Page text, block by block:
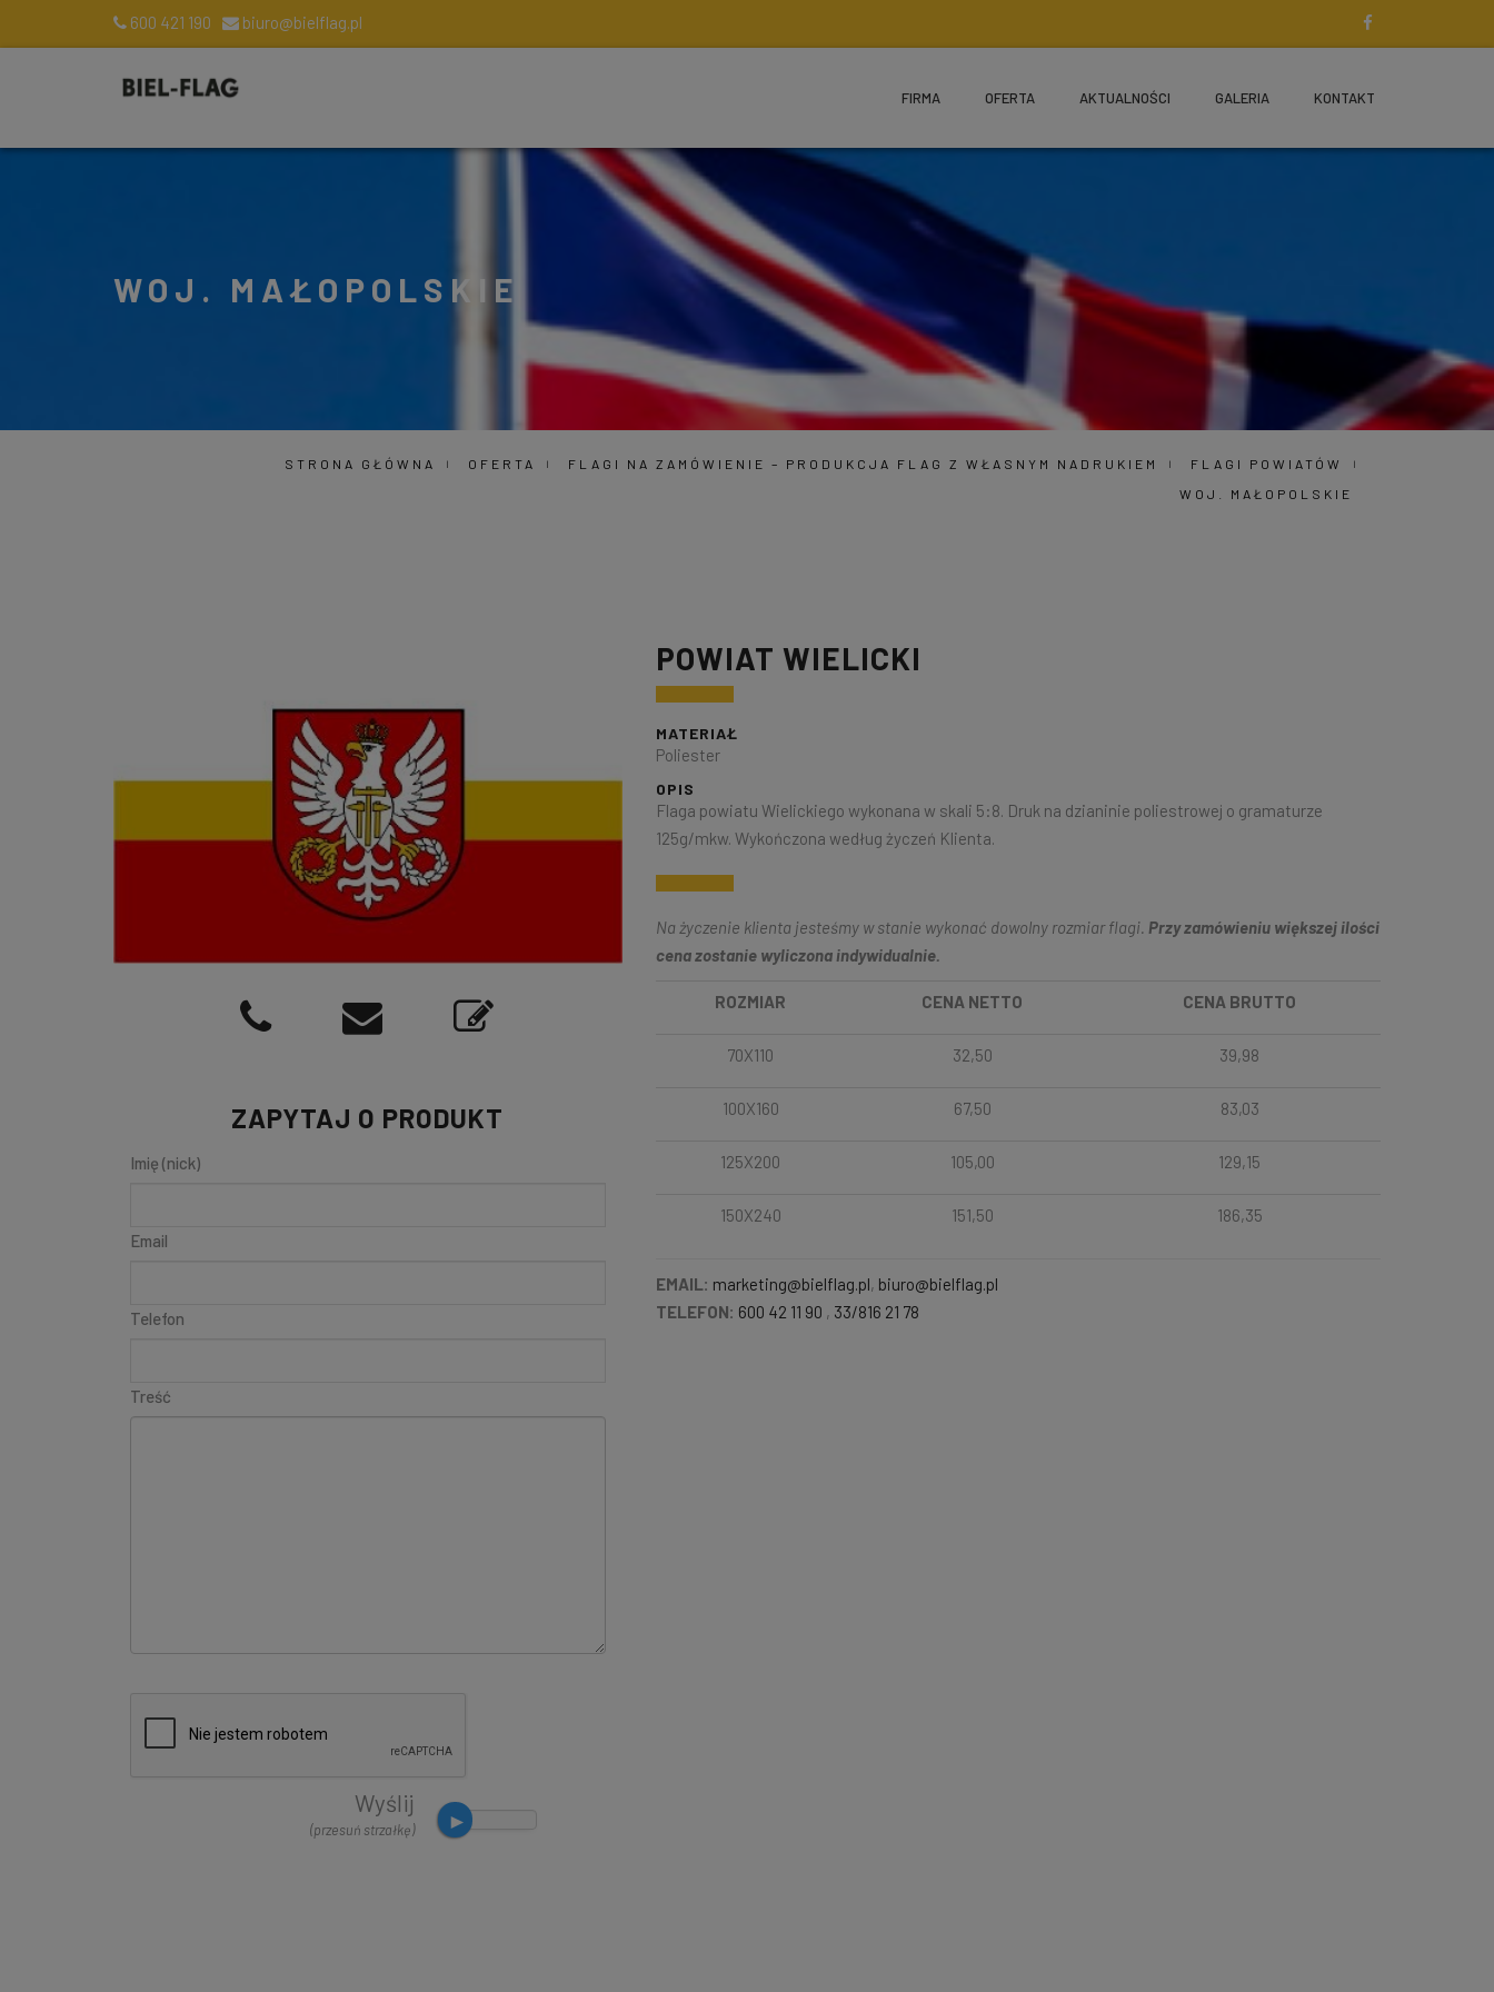
600 421 190 biuro@bielflag.pl
FIRMA OFERTA AKTUALNOŚCI GALERIA KONTAKT
WOJ. MAŁOPOLSKIE
STRONA GŁÓWNA OFERTA FLAGI NA ZAMÓWIENIE – PRODUKCJA FLAG Z WŁASNYM NADRUKIEM
FLAGI POWIATÓW
WOJ. MAŁOPOLSKIE
ZAPYTAJ O PRODUKT
Imię (nick)
Email
Telefon
Treść
Wyślij
(przesuń strzałkę)
POWIAT WIELICKI
MATERIAŁ
Poliester
OPIS
Flaga powiatu Wielickiego wykonana w skali 5:8. Druk na dzianinie poliestrowej o gramaturze
125g/mkw. Wykończona według życzeń Klienta.
Na życzenie klienta jesteśmy w stanie wykonać dowolny rozmiar flagi. Przy zamówieniu większej ilości
cena zostanie wyliczona indywidualnie.
ROZMIAR CENA NETTO CENA BRUTTO
70X110 32,50 39,98
100X160 67,50 83,03
125X200 105,00 129,15
150X240 151,50 186,35
EMAIL: marketing@bielflag.pl, biuro@bielflag.pl
TELEFON: 600 42 11 90 , 33/816 21 78